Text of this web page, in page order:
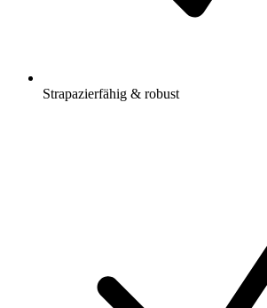
Strapazierfähig & robust